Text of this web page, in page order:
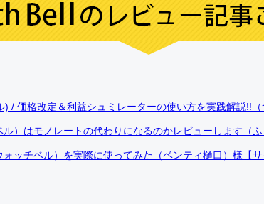
) / 価格改定＆利益シュミレーターの使い方を実践解説!!
）はモノレートの代わりになるのかレビューします（
ォッチベル）を実際に使ってみた（ベンティ樋口）様【